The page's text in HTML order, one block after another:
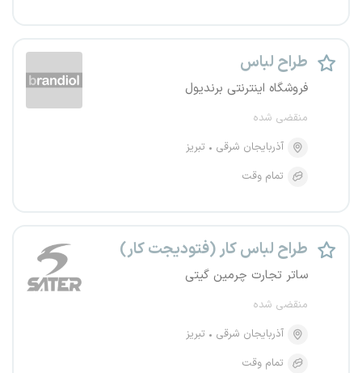
طراح لباس
فروشگاه اینترنتی برندیول
منقضی شده
آذربایجان شرقی
تبریز
تمام وقت
طراح لباس کار (فتودیجت کار)
ساتر تجارت چرمین گیتی
منقضی شده
آذربایجان شرقی
تبریز
تمام وقت